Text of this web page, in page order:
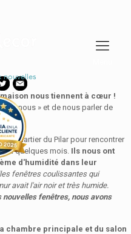
nous tiennent à cœur !
de nous » et de nous parler de
le quartier du Pilar pour rencontrer
y a quelques mois. Ils nous ont
d'humidité dans leur
fenêtres coulissantes qui
avait l'air noir et très humide.
nouvelles fenêtres, nous avons
chambre principale et du salon